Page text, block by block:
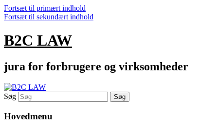
Fortsæt til primært indhold
Fortsæt til sekundært indhold
B2C LAW
jura for forbrugere og virksomheder
Søg
Hovedmenu